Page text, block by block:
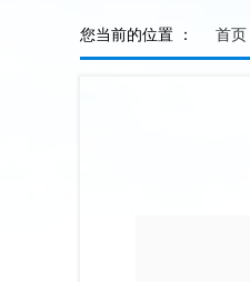
您当前的位置 ： 首页